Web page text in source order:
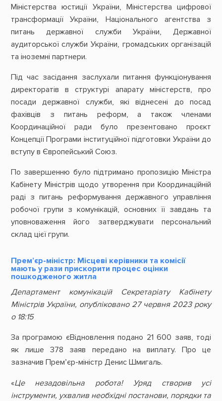
Міністерства юстиції України, Міністерства цифрової
трансформації України, Національного агентства з
питань державної служби України, Державної
аудиторської служби України, громадських організацій
та іноземні партнери.
Під час засідання заслухали питання функціонування
директоратів в структурі апарату міністерств, про
посади державної служби, які віднесені до посад
фахівців з питань реформ, а також членами
Координаційної ради було презентовано проєкт
Концепції Програми інституційної підготовки України до
вступу в Європейський Союз.
По завершенню було підтримано пропозицію Міністра
Кабінету Міністрів щодо утворення при Координаційній
раді з питань реформування державного управління
робочої групи з комунікацій, основних її завдань та
уповноваження його затверджувати персональний
склад цієї групи.
Прем’єр-міністр: Місцеві керівники та комісії
мають у рази прискорити процес оцінки
пошкодженого житла
Департамент комунікацій Секретаріату Кабінету
Міністрів України, опубліковано 27 червня 2023 року
о 18:15
За програмою єВідновлення подано 21 600 заяв, тоді
як лише 378 заяв передано на виплату. Про це
зазначив Прем’єр-міністр Денис Шмигаль.
«Це незадовільна робота! Уряд створив усі
інструменти, ухвалив необхідні постанови, порядки та